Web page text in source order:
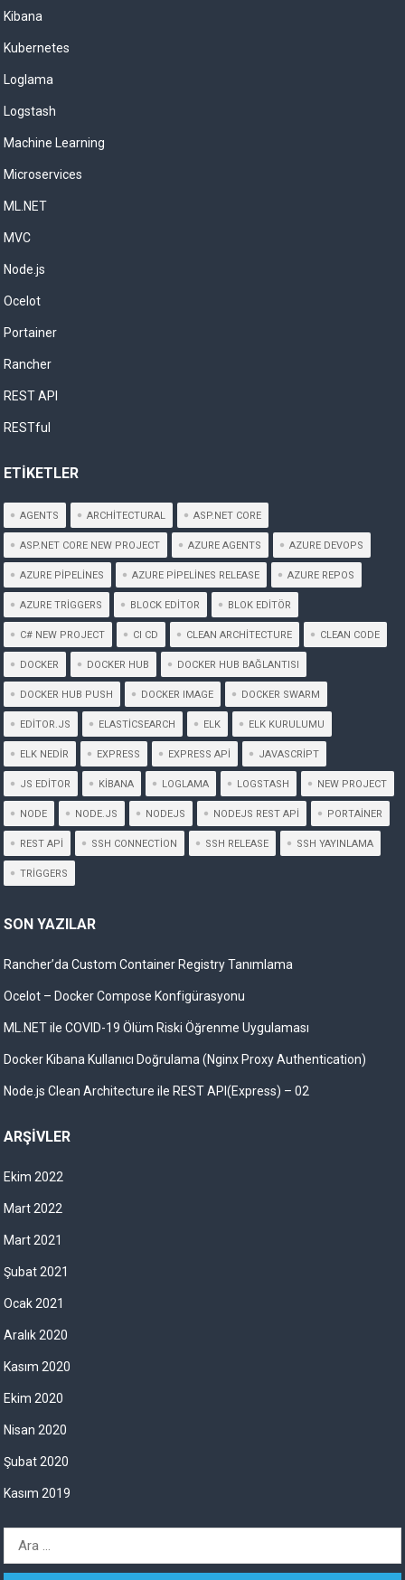
Kibana
Kubernetes
Loglama
Logstash
Machine Learning
Microservices
ML.NET
MVC
Node.js
Ocelot
Portainer
Rancher
REST API
RESTful
ETIKETLER
AGENTS ARCHITECTURAL ASP.NET CORE
ASP.NET CORE NEW PROJECT AZURE AGENTS AZURE DEVOPS
AZURE PIPELINES AZURE PIPELINES RELEASE AZURE REPOS
AZURE TRIGGERS BLOCK EDITOR BLOK EDITÖR
C# NEW PROJECT CI CD CLEAN ARCHITECTURE CLEAN CODE
DOCKER DOCKER HUB DOCKER HUB BAĞLANTISI
DOCKER HUB PUSH DOCKER IMAGE DOCKER SWARM
EDITOR.JS ELASTICSEARCH ELK ELK KURULUMU
ELK NEDIR EXPRESS EXPRESS API JAVASCRIPT
JS EDITOR KIBANA LOGLAMA LOGSTASH NEW PROJECT
NODE NODE.JS NODEJS NODEJS REST API PORTAINER
REST API SSH CONNECTION SSH RELEASE SSH YAYINLAMA
TRIGGERS
SON YAZILAR
Rancher’da Custom Container Registry Tanımlama
Ocelot – Docker Compose Konfigürasyonu
ML.NET ile COVID-19 Ölüm Riski Öğrenme Uygulaması
Docker Kibana Kullanıcı Doğrulama (Nginx Proxy Authentication)
Node.js Clean Architecture ile REST API(Express) – 02
ARŞIVLER
Ekim 2022
Mart 2022
Mart 2021
Şubat 2021
Ocak 2021
Aralık 2020
Kasım 2020
Ekim 2020
Nisan 2020
Şubat 2020
Kasım 2019
r